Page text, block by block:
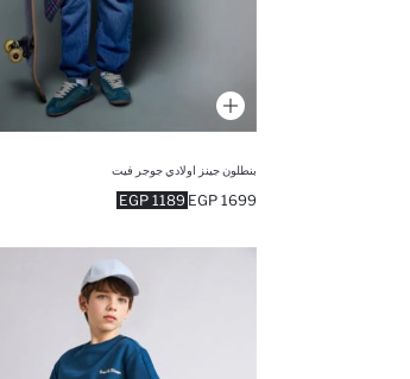
بنطلون جينز اولادي جوجر فيت
1189 EGP 1699 EGP